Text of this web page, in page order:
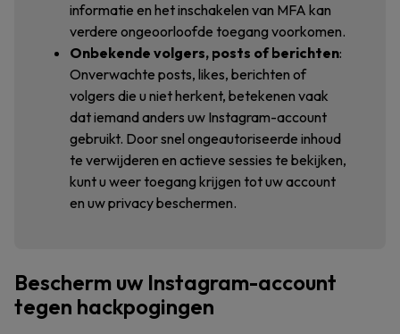
informatie en het inschakelen van MFA kan
verdere ongeoorloofde toegang voorkomen.
Onbekende volgers, posts of berichten:
Onverwachte posts, likes, berichten of
volgers die u niet herkent, betekenen vaak
dat iemand anders uw Instagram-account
gebruikt. Door snel ongeautoriseerde inhoud
te verwijderen en actieve sessies te bekijken,
kunt u weer toegang krijgen tot uw account
en uw privacy beschermen.
Bescherm uw Instagram-account
tegen hackpogingen